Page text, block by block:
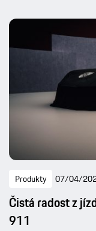
Produkty 07/04/
Čistá radost z
911